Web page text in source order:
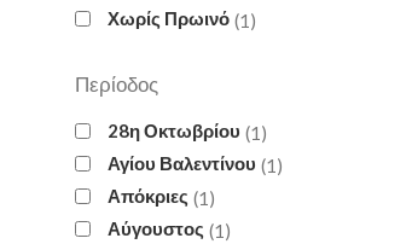
Χωρίς Πρωινό 1
Περίοδος
28η Οκτωβρίου 1
Αγίου Βαλεντίνου 1
Απόκριες 1
Αύγουστος 1